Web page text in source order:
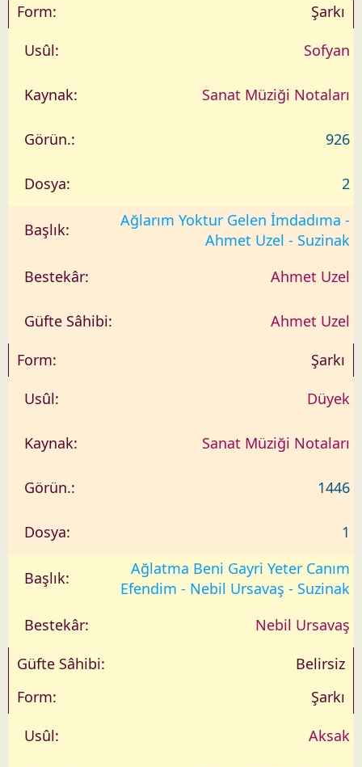
Şarkı
Sofyan
Sanat Müziği Notaları
926
2
Ağlarım Yoktur Gelen İmdadıma -
Ahmet Uzel - Suzinak
Ahmet Uzel
Ahmet Uzel
Şarkı
Düyek
Sanat Müziği Notaları
1446
1
Ağlatma Beni Gayri Yeter Canım
Efendim - Nebil Ursavaş - Suzinak
Nebil Ursavaş
Belirsiz
Şarkı
Aksak